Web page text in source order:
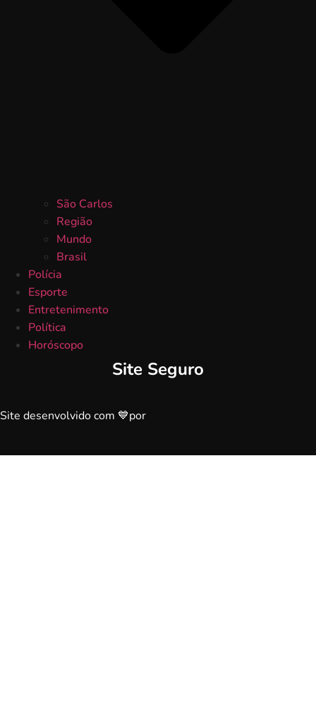
São Carlos
Região
Mundo
Brasil
Polícia
Esporte
Entretenimento
Política
Horóscopo
Site Seguro
Site desenvolvido com 💙por